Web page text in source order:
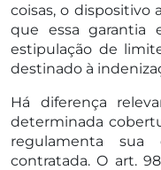
coisas, o dispositivo
que essa garantia
estipulação de
destinado à
Há diferença
determinada
regulamenta sua
contratada. O art.